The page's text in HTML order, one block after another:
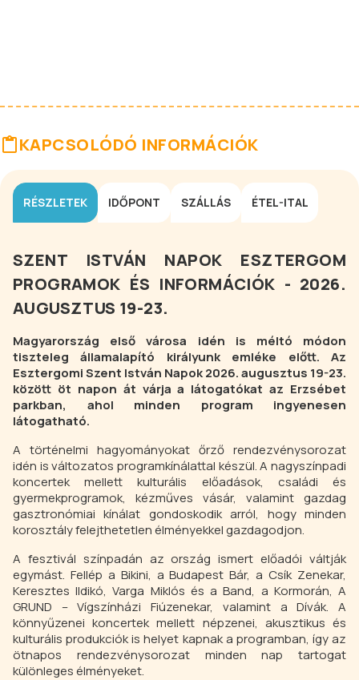
KAPCSOLÓDÓ INFORMÁCIÓK
RÉSZLETEK IDŐPONT SZÁLLÁS ÉTEL-ITAL
SZENT ISTVÁN NAPOK ESZTERGOM
PROGRAMOK ÉS INFORMÁCIÓK - 2026.
AUGUSZTUS 19-23.
Magyarország első városa idén is méltó módon
tiszteleg államalapító királyunk emléke előtt. Az
Esztergomi Szent István Napok 2026. augusztus 19-23.
között öt napon át várja a látogatókat az Erzsébet
parkban, ahol minden program ingyenesen
látogatható.
A történelmi hagyományokat őrző rendezvénysorozat
idén is változatos programkínálattal készül. A nagyszínpadi
koncertek mellett kulturális előadások, családi és
gyermekprogramok, kézműves vásár, valamint gazdag
gasztronómiai kínálat gondoskodik arról, hogy minden
korosztály felejthetetlen élményekkel gazdagodjon.
A fesztivál színpadán az ország ismert előadói váltják
egymást. Fellép a Bikini, a Budapest Bár, a Csík Zenekar,
Keresztes Ildikó, Varga Miklós és a Band, a Kormorán, A
GRUND – Vígszínházi Fiúzenekar, valamint a Dívák. A
könnyűzenei koncertek mellett népzenei, akusztikus és
kulturális produkciók is helyet kapnak a programban, így az
ötnapos rendezvénysorozat minden nap tartogat
különleges élményeket.